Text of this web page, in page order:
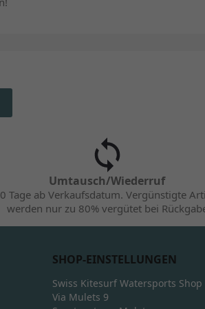
Umtausch/Wiederruf
Tage ab Verkaufsdatum. Vergünstigte
werden nur zu 80% vergütet bei
SHOP-EINSTELLUNGEN
Swiss Kitesurf Watersports Shop
Via Mulets 9